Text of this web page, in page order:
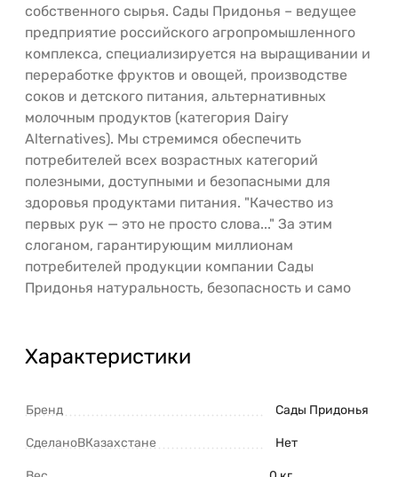
собственного сырья. Сады Придонья – ведущее
предприятие российского агропромышленного
комплекса, специализируется на выращивании и
переработке фруктов и овощей, производстве
соков и детского питания, альтернативных
молочным продуктов (категория Dairy
Alternatives). Мы стремимся обеспечить
потребителей всех возрастных категорий
полезными, доступными и безопасными для
здоровья продуктами питания. "Качество из
первых рук — это не просто слова..." За этим
слоганом, гарантирующим миллионам
потребителей продукции компании Сады
Придонья натуральность, безопасность и само
Характеристики
Бренд Сады Придонья
СделаноВКазахстане Нет